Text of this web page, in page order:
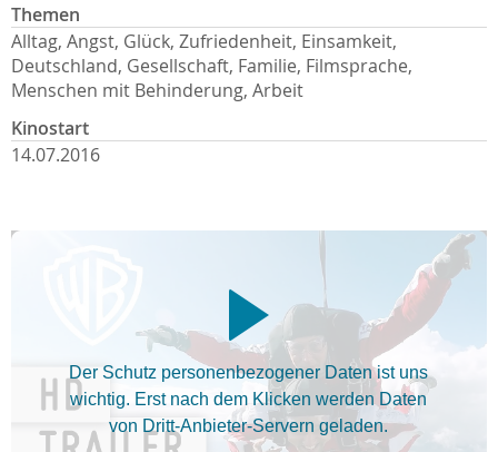
Themen
Alltag, Angst, Glück, Zufriedenheit, Einsamkeit,
Deutschland, Gesellschaft, Familie, Filmsprache,
Menschen mit Behinderung, Arbeit
Kinostart
14.07.2016
Der Schutz personenbezogener Daten ist uns
wichtig. Erst nach dem Klicken werden Daten
von Dritt-Anbieter-Servern geladen.